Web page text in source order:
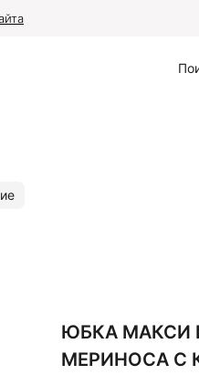
ЮБКА МАКСИ
МЕРИНОСА С